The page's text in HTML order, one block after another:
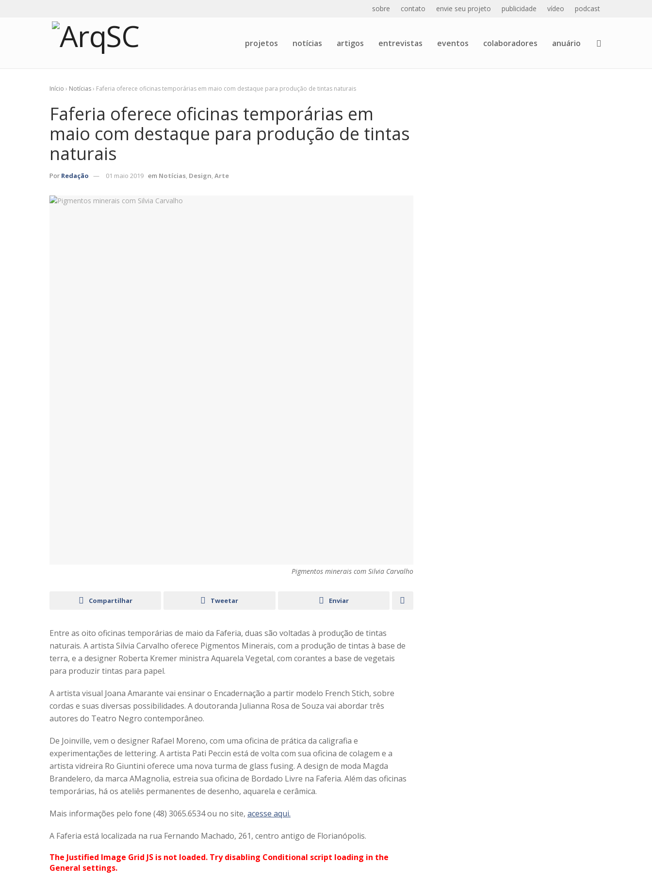
sobre contato envie seu projeto publicidade vídeo podcast
projetos notícias artigos entrevistas eventos colaboradores anuário
Início › Notícias› Faferia oferece oficinas temporárias em maio com destaque para produção de tintas naturais
Faferia oferece oficinas temporárias em
maio com destaque para produção de tintas
naturais
Por Redação 01 maio 2019 em Notícias, Design,Arte
Pigmentos minerais com Silvia Carvalho
Compartilhar Tweetar Enviar
Entre as oito oficinas temporárias de maio da Faferia, duas são voltadas à produção de tintas
naturais. A artista Silvia Carvalho oferece Pigmentos Minerais, com a produção de tintas à base de
terra, e a designer Roberta Kremer ministra Aquarela Vegetal, com corantes a base de vegetais
para produzir tintas para papel.
A artista visual Joana Amarante vai ensinar o Encadernação a partir modelo French Stich, sobre
cordas e suas diversas possibilidades. A doutoranda Julianna Rosa de Souza vai abordar três
autores do Teatro Negro contemporâneo.
De Joinville, vem o designer Rafael Moreno, com uma oficina de prática da caligrafia e
experimentações de lettering. A artista Pati Peccin está de volta com sua oficina de colagem e a
artista vidreira Ro Giuntini oferece uma nova turma de glass fusing. A design de moda Magda
Brandelero, da marca AMagnolia, estreia sua oficina de Bordado Livre na Faferia. Além das oficinas
temporárias, há os ateliês permanentes de desenho, aquarela e cerâmica.
Mais informações pelo fone (48) 3065.6534 ou no site, acesse aqui.
A Faferia está localizada na rua Fernando Machado, 261, centro antigo de Florianópolis.
The Justified Image Grid JS is not loaded. Try disabling Conditional script loading in the
General settings.